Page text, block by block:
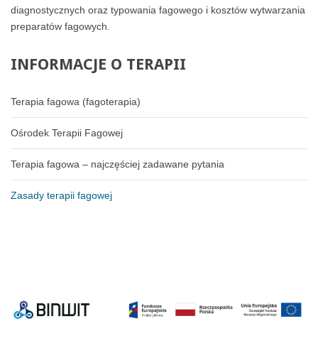
diagnostycznych oraz typowania fagowego i kosztów wytwarzania
preparatów fagowych.
INFORMACJE O TERAPII
Terapia fagowa (fagoterapia)
Ośrodek Terapii Fagowej
Terapia fagowa – najczęściej zadawane pytania
Zasady terapii fagowej